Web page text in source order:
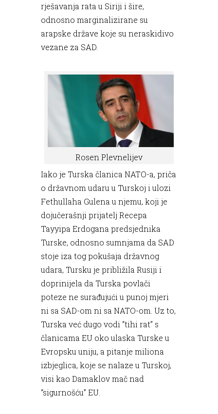
rješavanja rata u Siriji i šire,
odnosno marginalizirane su
arapske države koje su neraskidivo
vezane za SAD.
Rosen Plevnelijev
Iako je Turska članica NATO-a, priča
o državnom udaru u Turskoj i ulozi
Fethullaha Gulena u njemu, koji je
dojučerašnji prijatelj Recepa
Tayyipa Erdogana predsjednika
Turske, odnosno sumnjama da SAD
stoje iza tog pokušaja državnog
udara, Tursku je približila Rusiji i
doprinijela da Turska povlači
poteze ne surađujući u punoj mjeri
ni sa SAD-om ni sa NATO-om. Uz to,
Turska već dugo vodi “tihi rat” s
članicama EU oko ulaska Turske u
Evropsku uniju, a pitanje miliona
izbjeglica, koje se nalaze u Turskoj,
visi kao Damaklov mač nad
“sigurnošću” EU.